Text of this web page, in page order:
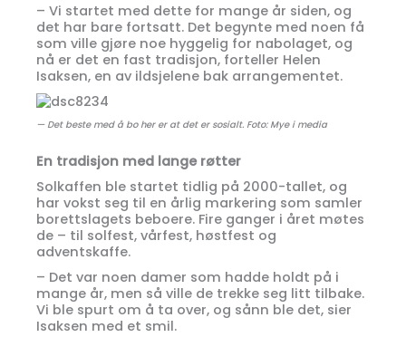
– Vi startet med dette for mange år siden, og
det har bare fortsatt. Det begynte med noen få
som ville gjøre noe hyggelig for nabolaget, og
nå er det en fast tradisjon, forteller Helen
Isaksen, en av ildsjelene bak arrangementet.
— Det beste med å bo her er at det er sosialt. Foto: Mye i media
En tradisjon med lange røtter
Solkaffen ble startet tidlig på 2000-tallet, og
har vokst seg til en årlig markering som samler
borettslagets beboere. Fire ganger i året møtes
de – til solfest, vårfest, høstfest og
adventskaffe.
– Det var noen damer som hadde holdt på i
mange år, men så ville de trekke seg litt tilbake.
Vi ble spurt om å ta over, og sånn ble det, sier
Isaksen med et smil.